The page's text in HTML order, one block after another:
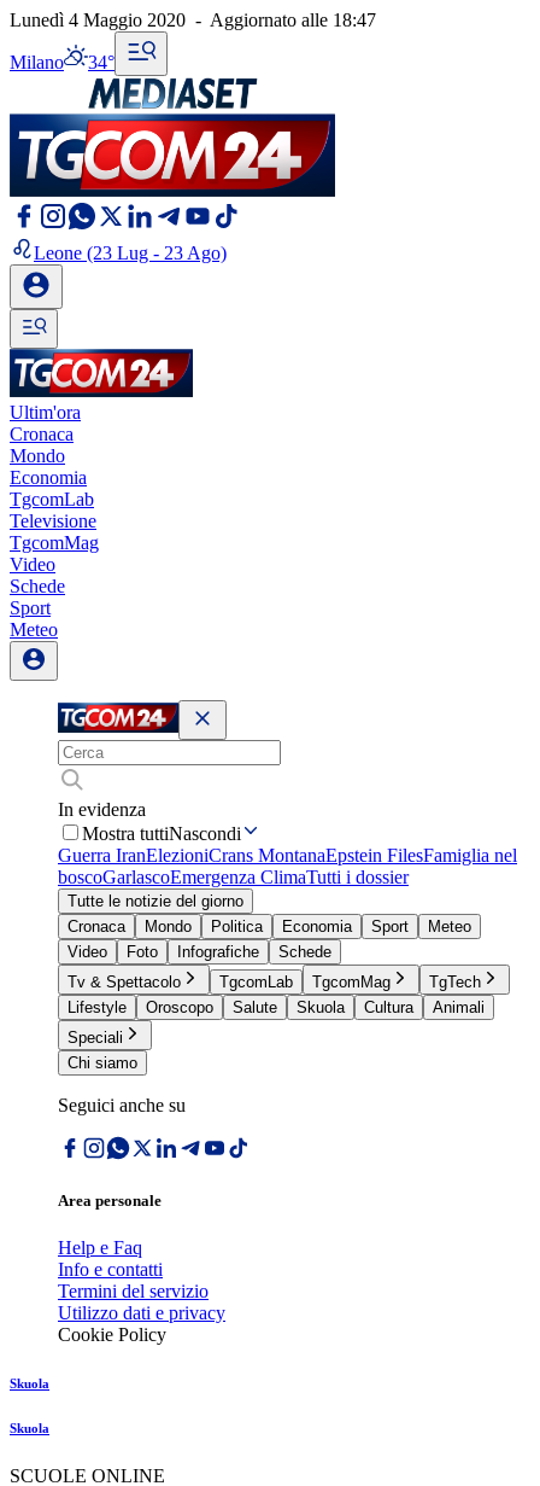
Lunedì 4 Maggio 2020 - Aggiornato alle 18:47
Milano 34°
Leone (23 Lug - 23 Ago)
Ultim'ora
Cronaca
Mondo
Economia
TgcomLab
Televisione
TgcomMag
Video
Schede
Sport
Meteo
In evidenza
Mostra tuttiNascondi
Guerra IranElezioniCrans MontanaEpstein FilesFamiglia nel
boscoGarlascoEmergenza ClimaTutti i dossier
Tutte le notizie del giorno
Cronaca
Mondo Politica Economia Sport
Meteo
Video
Foto Infografiche
Schede
Tv & Spettacolo
TgcomLab TgcomMag
TgTech
Lifestyle
Oroscopo Salute Skuola Cultura
Animali
Speciali
Chi siamo
Seguici anche su
Area personale
Help e Faq
Info e contatti
Termini del servizio
Utilizzo dati e privacy
Cookie Policy
Skuola
Skuola
SCUOLE ONLINE